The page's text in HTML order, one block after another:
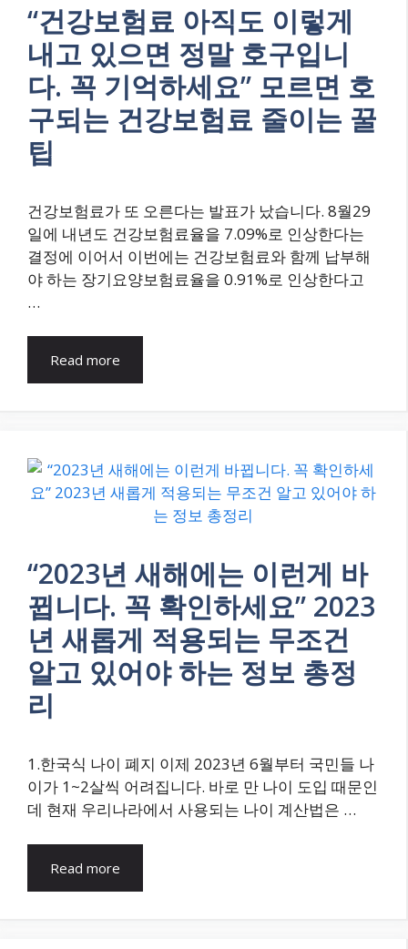
“건강보험료 아직도 이렇게
내고 있으면 정말 호구입니
다. 꼭 기억하세요” 모르면 호
구되는 건강보험료 줄이는 꿀
팁
건강보험료가 또 오른다는 발표가 났습니다. 8월29
일에 내년도 건강보험료율을 7.09%로 인상한다는
결정에 이어서 이번에는 건강보험료와 함께 납부해
야 하는 장기요양보험료율을 0.91%로 인상한다고
…
Read more
“2023년 새해에는 이런게 바
뀝니다. 꼭 확인하세요” 2023
년 새롭게 적용되는 무조건
알고 있어야 하는 정보 총정
리
1.한국식 나이 폐지 이제 2023년 6월부터 국민들 나
이가 1~2살씩 어려집니다. 바로 만 나이 도입 때문인
데 현재 우리나라에서 사용되는 나이 계산법은 …
Read more